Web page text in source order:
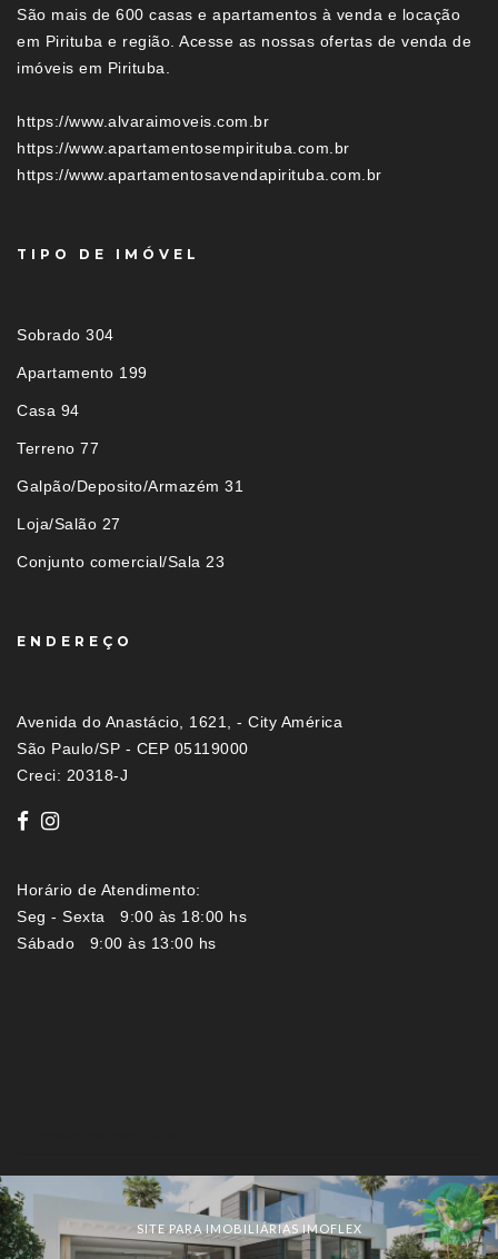
São mais de 600 casas e apartamentos à venda e locação
em Pirituba e região. Acesse as nossas ofertas de venda de
imóveis em Pirituba.
https://www.alvaraimoveis.com.br
https://www.apartamentosempirituba.com.br
https://www.apartamentosavendapirituba.com.br
TIPO DE IMÓVEL
Sobrado 304
Apartamento 199
Casa 94
Terreno 77
Galpão/Deposito/Armazém 31
Loja/Salão 27
Conjunto comercial/Sala 23
ENDEREÇO
Avenida do Anastácio, 1621, - City América
São Paulo/SP - CEP 05119000
Creci: 20318-J
Horário de Atendimento:
Seg - Sexta 9:00 às 18:00 hs
Sábado 9:00 às 13:00 hs
SITE PARA IMOBILIÁRIAS IMOFLEX